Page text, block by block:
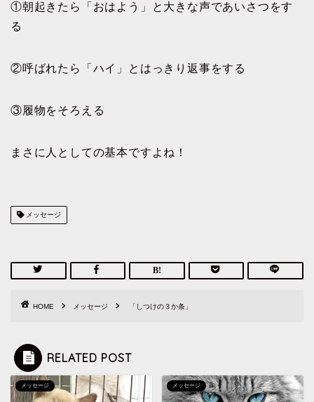
①朝起きたら「おはよう」と大きな声であいさつをす
る
②呼ばれたら「ハイ」とはっきり返事をする
③履物をそろえる
まさに人としての基本ですよね！
メッセージ
HOME メッセージ 「しつけの３か条」
RELATED POST
メッセージ メッセージ